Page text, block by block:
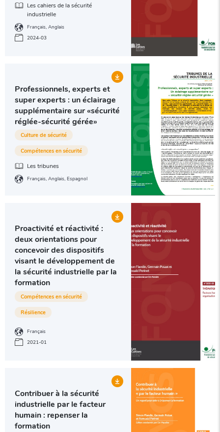
Les cahiers de la sécurité
industrielle
Français Anglais
2024-03
Professionnels, experts et
super experts : un éclairage
supplémentaire sur «sécurité
réglée-sécurité gérée»
Culture de sécurité
Compétences en sécurité
Les tribunes
Français Anglais Espagnol
Proactivité et réactivité :
deux orientations pour
concevoir des dispositifs
visant le développement de
la sécurité industrielle par la
formation
Compétences en sécurité
Résilience
Français
2021-01
Contribuer à la sécurité
industrielle par le facteur
humain : repenser la
formation